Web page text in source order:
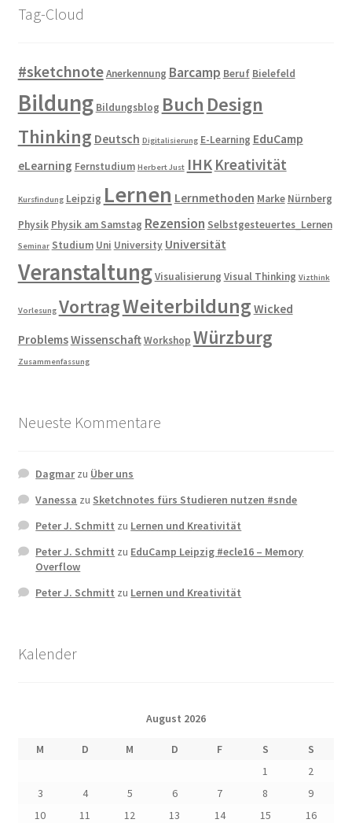
Tag-Cloud
#sketchnoteAnerkennung Barcamp Beruf Bielefeld
Bildung Bildungsblog Buch Design
Thinking Deutsch Digitalisierung E-Learning EduCamp
eLearning Fernstudium Herbert Just IHK Kreativität
Kursfindung Leipzig Lernen Lernmethoden Marke Nürnberg
Physik Physik am Samstag Rezension Selbstgesteuertes_Lernen
Seminar Studium Uni University Universität
VeranstaltungVisualisierung Visual Thinking Vizthink
Vorlesung VortragWeiterbildung Wicked
ProblemsWissenschaftWorkshop Würzburg
Zusammenfassung
Neueste Kommentare
Dagmarzu Über uns
Vanessa zu Sketchnotes fürs Studieren nutzen #snde
Peter J. Schmitt zu Lernen und Kreativität
Peter J. Schmitt zu EduCamp Leipzig #ecle16 – Memory
Overflow
Peter J. Schmitt zu Lernen und Kreativität
Kalender
August 2026
M D M D F S
S
1
2
3
4 5 6 7 8
9
10
11 12 13 14 15
16